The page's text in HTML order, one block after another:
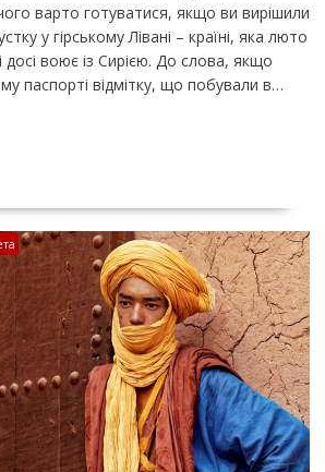
варто готуватися, якщо ви вирішили
у гірському Лівані – країні, яка люто
досі воює із Сирією. До слова, якщо
паспорті відмітку, що побували в…